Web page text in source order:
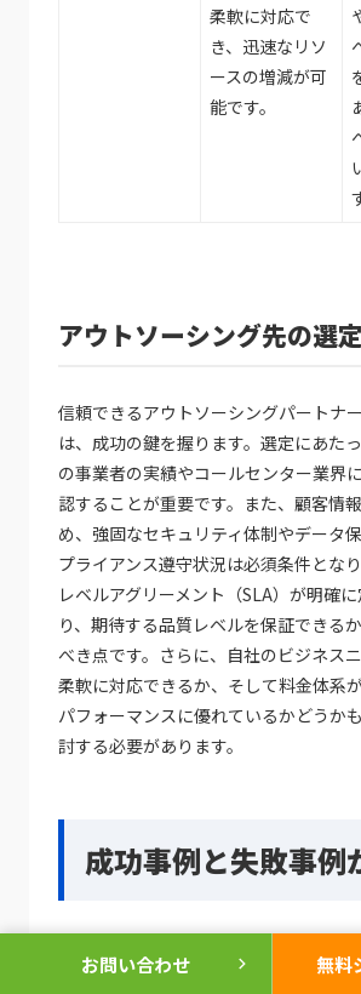
柔軟に対応で
き、迅速なリソ
ースの増減が可
能です。
アウトソーシング先の選
信頼できるアウトソーシングパートナ
は、成功の鍵を握ります。選定にあた
の事業者の実績やコールセンター業界
認することが重要です。また、顧客情
め、強固なセキュリティ体制やデータ
プライアンス遵守状況は必須条件とな
レベルアグリーメント（SLA）が明確
り、期待する品質レベルを保証できる
べき点です。さらに、自社のビジネス
柔軟に対応できるか、そして料金体系
パフォーマンスに優れているかどうか
討する必要があります。
成功事例と失敗事例
人材派遣コールセンターの運営におい
お問い合わせ chevron_right 無料